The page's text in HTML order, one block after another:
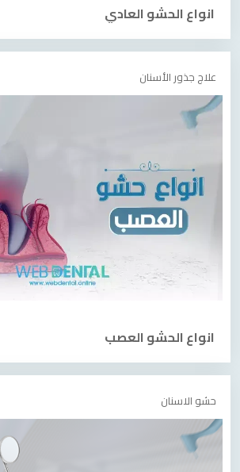
انواع الحشو العادي
علاج جذور الأسنان
انواع الحشو العصب
حشو الاسنان